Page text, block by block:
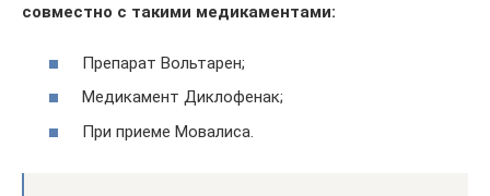
совместно с такими медикаментами:
Препарат Вольтарен;
Медикамент Диклофенак;
При приеме Мовалиса.